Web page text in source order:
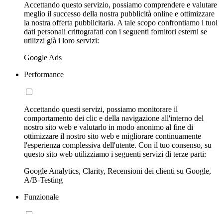
Accettando questo servizio, possiamo comprendere e valutare
meglio il successo della nostra pubblicità online e ottimizzare
la nostra offerta pubblicitaria. A tale scopo confrontiamo i tuoi
dati personali crittografati con i seguenti fornitori esterni se
utilizzi già i loro servizi:
Google Ads
Performance
Accettando questi servizi, possiamo monitorare il
comportamento dei clic e della navigazione all'interno del
nostro sito web e valutarlo in modo anonimo al fine di
ottimizzare il nostro sito web e migliorare continuamente
l'esperienza complessiva dell'utente. Con il tuo consenso, su
questo sito web utilizziamo i seguenti servizi di terze parti:
Google Analytics, Clarity, Recensioni dei clienti su Google,
A/B-Testing
Funzionale